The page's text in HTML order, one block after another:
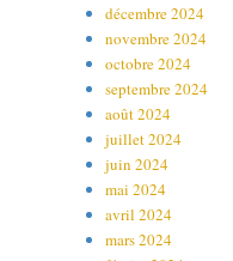
décembre 2024
novembre 2024
octobre 2024
septembre 2024
août 2024
juillet 2024
juin 2024
mai 2024
avril 2024
mars 2024